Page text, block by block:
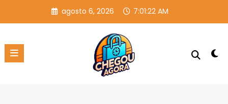
o
agosto 6, 2026 7:01:23 AM